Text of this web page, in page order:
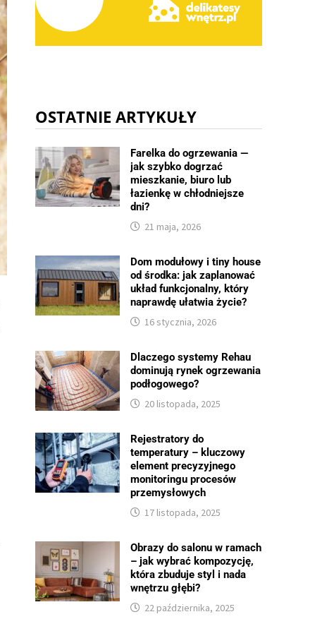
OSTATNIE ARTYKUŁY
Farelka do ogrzewania —
jak szybko dogrzać
mieszkanie, biuro lub
łazienkę w chłodniejsze
dni?
21 maja, 2026
Dom modułowy i tiny house
od środka: jak zaplanować
układ funkcjonalny, który
naprawdę ułatwia życie?
16 stycznia, 2026
Dlaczego systemy Rehau
dominują rynek ogrzewania
podłogowego?
20 listopada, 2025
Rejestratory do
temperatury – kluczowy
element precyzyjnego
monitoringu procesów
przemysłowych
17 listopada, 2025
Obrazy do salonu w ramach
– jak wybrać kompozycję,
która zbuduje styl i nada
wnętrzu głębi?
22 października, 2025